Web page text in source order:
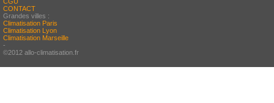
CONTACT
Grandes villes :
Climatisation Paris
Climatisation Lyon
Climatisation Marseille
-
©2012 allo-climatisation.fr